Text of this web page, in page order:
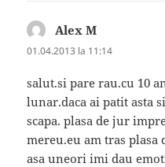
Alex M
01.04.2013 la 11:14
salut.si pare rau.cu 10
lunar.daca ai patit asta
scapa. plasa de jur
mereu.eu am tras plasa
asa uneori imi dau